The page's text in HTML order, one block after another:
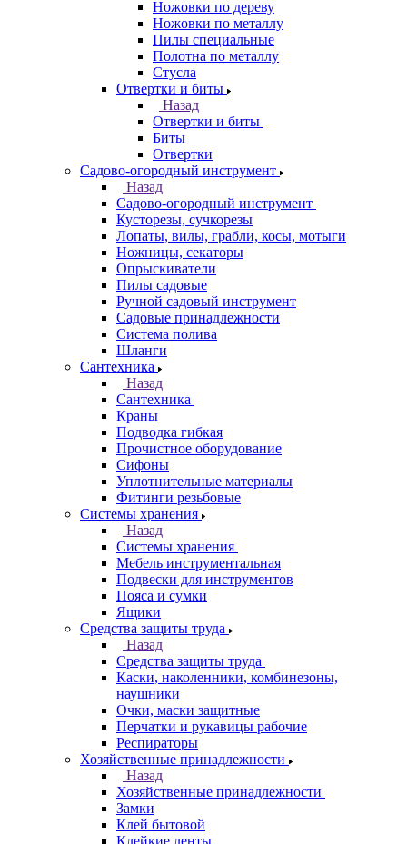
Ножовки по дереву
Ножовки по металлу
Пилы специальные
Полотна по металлу
Стусла
Отвертки и биты
Назад
Отвертки и биты
Биты
Отвертки
Садово-огородный инструмент
Назад
Садово-огородный инструмент
Кусторезы, сучкорезы
Лопаты, вилы, грабли, косы, мотыги
Ножницы, секаторы
Опрыскиватели
Пилы садовые
Ручной садовый инструмент
Садовые принадлежности
Система полива
Шланги
Сантехника
Назад
Сантехника
Краны
Подводка гибкая
Прочистное оборудование
Сифоны
Уплотнительные материалы
Фитинги резьбовые
Системы хранения
Назад
Системы хранения
Мебель инструментальная
Подвески для инструментов
Пояса и сумки
Ящики
Средства защиты труда
Назад
Средства защиты труда
Каски, наколенники, комбинезоны,
наушники
Очки, маски защитные
Перчатки и рукавицы рабочие
Респираторы
Хозяйственные принадлежности
Назад
Хозяйственные принадлежности
Замки
Клей бытовой
Клейкие ленты